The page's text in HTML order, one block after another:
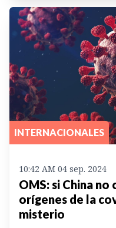
INTERNACIONALES
10:42 AM 04 sep. 2024
OMS: si China
orígenes de la
misterio